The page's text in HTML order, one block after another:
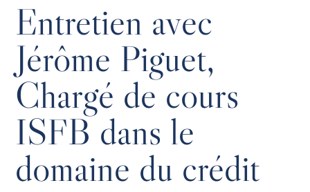
Entretien avec
Jérôme Piguet,
Chargé de cours
ISFB dans le
domaine du crédit